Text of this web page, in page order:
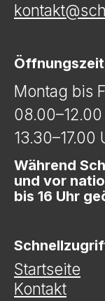
Montag bis
13.30–17.00
Während
und vor
bis 16 Uhr
Startseite
Kontakt